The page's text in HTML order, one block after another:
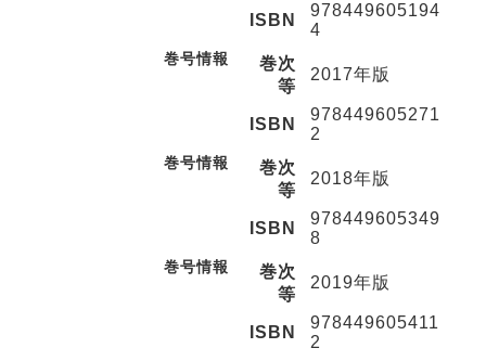
ISBN
978449605194
4
巻号情報
巻次
等
2017年版
ISBN
978449605271
2
巻号情報
巻次
等
2018年版
ISBN
978449605349
8
巻号情報
巻次
等
2019年版
ISBN
978449605411
2